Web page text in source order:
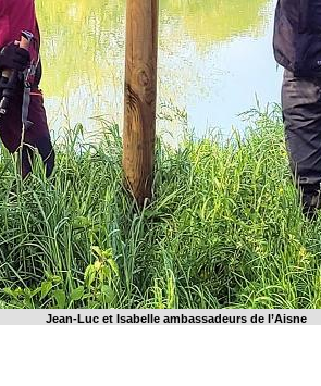
Jean-Luc et Isabelle ambassadeurs de l’Aisne